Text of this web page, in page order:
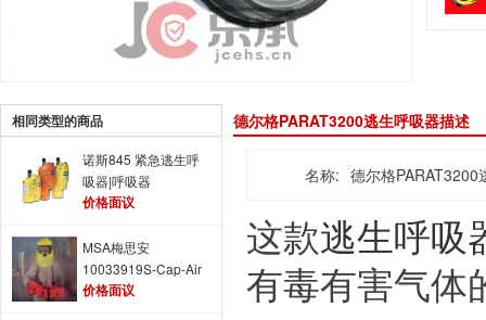
相同类型的商品
诺斯845 紧急逃生呼
吸器|呼吸器
价格面议
MSA梅思安
10033919S-Cap-Air
逃生呼吸器 供气式
价格面议
德尔格PARAT3200逃生呼吸器描述
名称: 德尔格PARAT3200
这款逃生呼吸
有毒有害气体